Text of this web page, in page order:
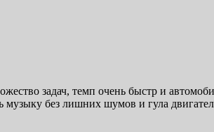
задач, темп очень быстр и
без лишних шумов и гула